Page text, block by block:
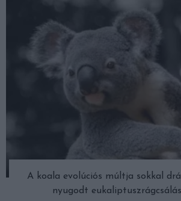
A koala evolúciós múltja sokkal
nyugodt